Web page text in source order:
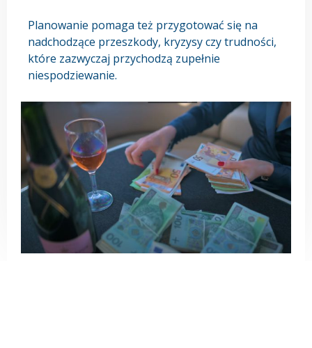
Planowanie pomaga też przygotować się na
nadchodzące przeszkody, kryzysy czy trudności,
które zazwyczaj przychodzą zupełnie
niespodziewanie.